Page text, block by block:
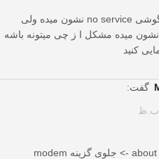
باعرض سلام ببخشید گوشی no service نشون میده ولی
وقتی کد میزنیم IMEI نشون میده مشکل ا ز چی میتونه باشه
کنید
گفت:
تو قسمت تنظیمات -> about -> جلوی گزینه modem